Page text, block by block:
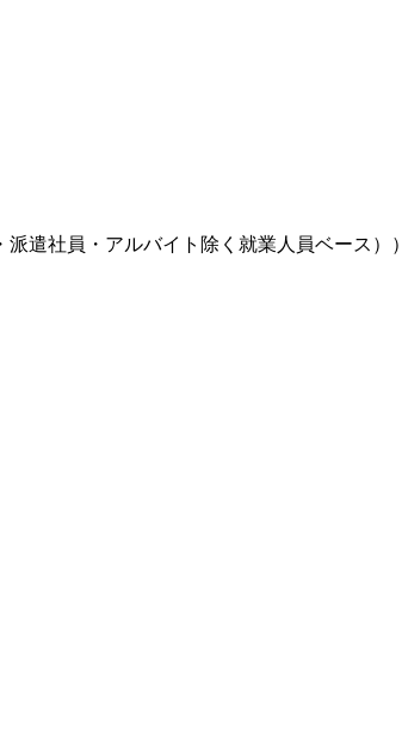
遣社員・アルバイト除く就業人員ベース））